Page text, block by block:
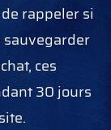
rappeler si
sauvegarder
ces
30 jours